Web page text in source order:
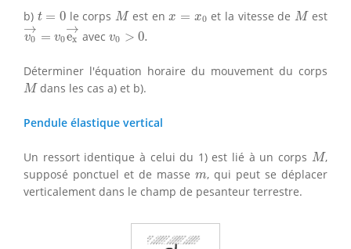
b) t = 0
t= le corps M
Mest enx = x0
x =x 0 et la vitesse de M
Mest
→
v0 = v0
→
ex
v0→= v0e x→
avecv0 > 0.
v > 0.
Déterminer l'équation horaire du mouvement du corps
M
Mdans les cas a) et b).
Pendule élastique vertical
Un ressort identique à celui du 1) est lié à un corps M
M,
supposé ponctuel et de masse m
m, qui peut se déplacer
verticalement dans le champ de pesanteur terrestre.